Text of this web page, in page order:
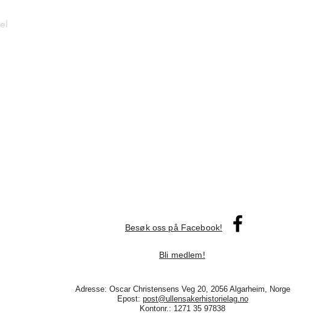
Besøk oss på Facebook!
Bli medlem!
Adresse: Oscar Christensens Veg 20, 2056 Algarheim, Norge
Epost: post@ullensakerhistorielag.no
Kontonr.: 1271 35 97838